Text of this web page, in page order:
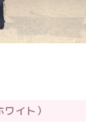
イト）